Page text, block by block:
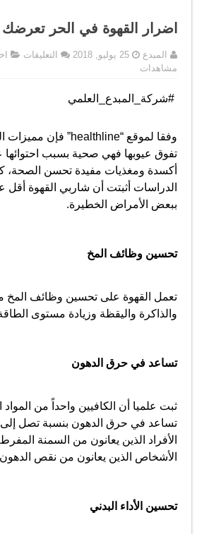
اضرار القهوة في الحر تعرضك
المبدع 25 يوليو, 2018 التعليقات على
مغلقة
مشاهدات
#شركة_المبدع_العلمي
وفقا لموقع “healthline” فإن مميزات
تفوق عيوبها فهي صحية بسبب
أكسدة ومغذيات مفيدة تحسن الصحة،
الدراسات أثبتت أن شاربي القهوة أقل
ببعض الأمراض الخطيرة.
تحسين وظائف المخ
تعمل القهوة على تحسين وظائف المخ
والذاكرة واليقظة وزيادة مستوى
تساعد في حرق الدهون
ثبت علميا أن الكافيين واحداً من المواد
الأشخاص الذين يعانون من نقص الدهون
تحسين الأداء البدني